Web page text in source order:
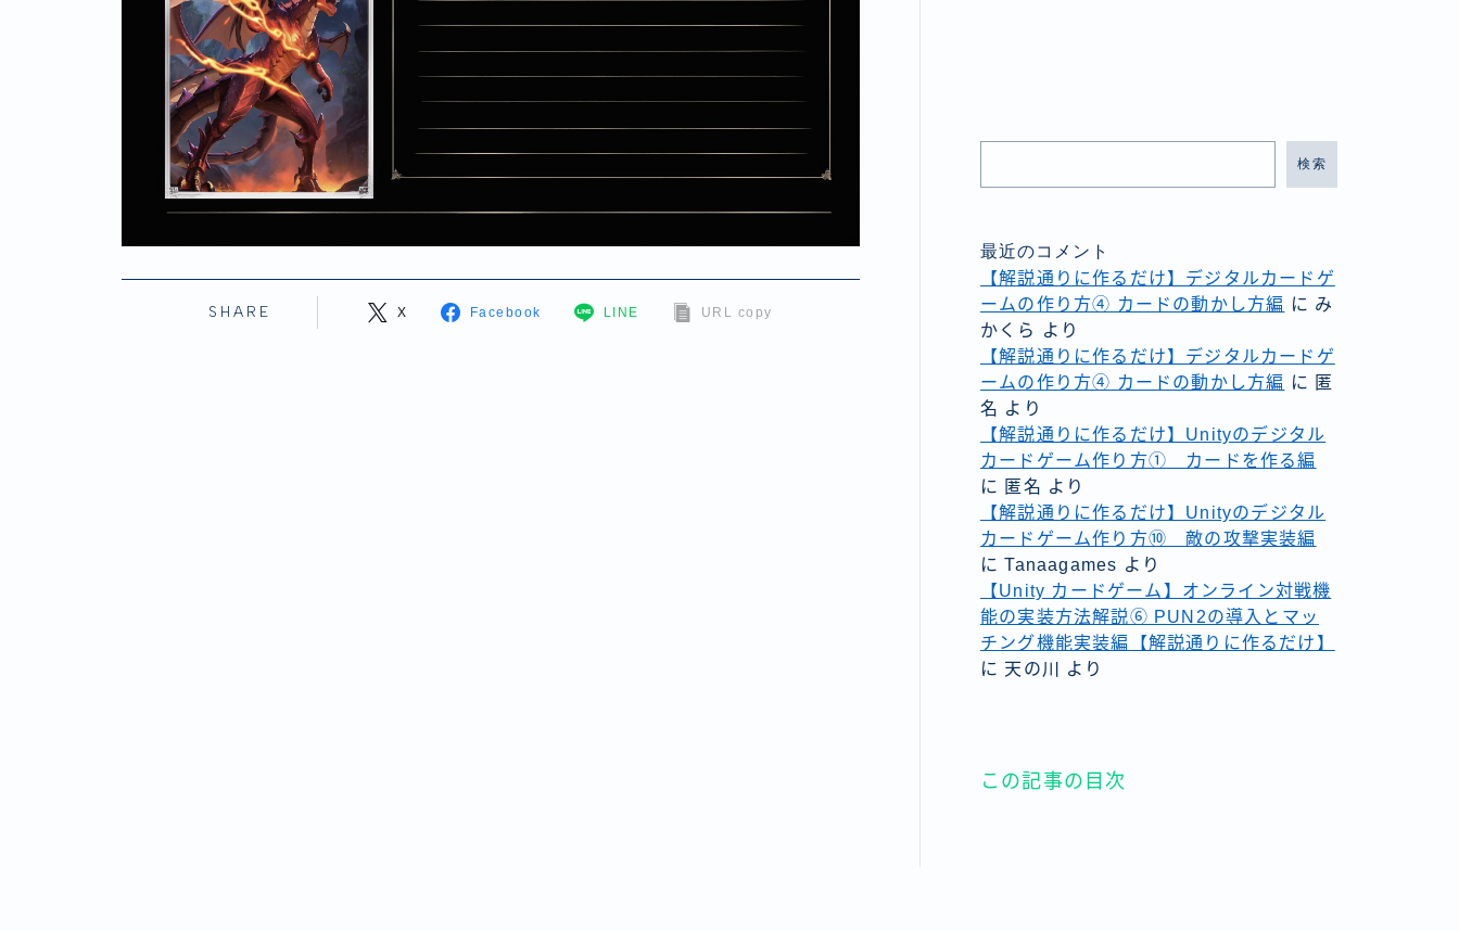
SHARE X Facebook LINE URL copy
検索
最近のコメント
【解説通りに作るだけ】デジタルカードゲ
ームの作り方④ カードの動かし方編 に み
かくら
より
【解説通りに作るだけ】デジタルカードゲ
ームの作り方④ カードの動かし方編 に 匿
名 より
【解説通りに作るだけ】Unityのデジタル
カードゲーム作り方① カードを作る編
に 匿名 より
【解説通りに作るだけ】Unityのデジタル
カードゲーム作り方⑩ 敵の攻撃実装編
にTanaagames より
【Unity カードゲーム】オンライン対戦機
能の実装方法解説⑥ PUN2の導入とマッ
チング機能実装編【解説通りに作るだけ】
に 天の川 より
この記事の目次